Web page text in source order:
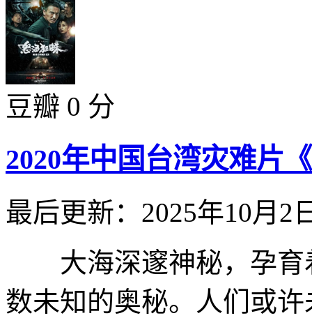
豆瓣 0 分
2020年中国台湾灾难片
最后更新：2025年10月2
大海深邃神秘，孕育
数未知的奥秘。人们或